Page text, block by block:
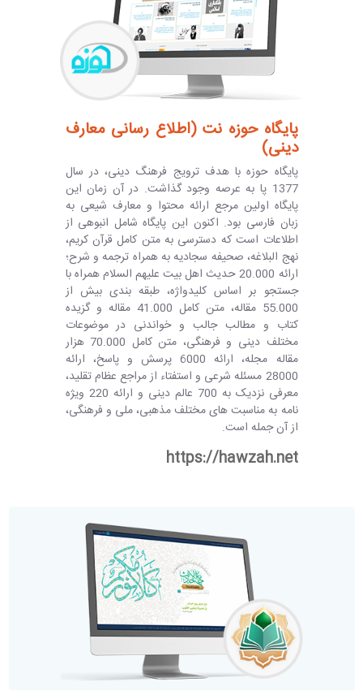
پایگاه حوزه نت (اطلاع رسانی معارف
دینی)
پايگاه حوزه با هدف ترويج فرهنگ دينی، در سال
1377 پا به عرصه وجود گذاشت. در آن زمان اين
پايگاه اولين مرجع ارائه محتوا و معارف شيعی به
زبان فارسی بود. اکنون اين پايگاه شامل انبوهی از
اطلاعات است که دسترسی به متن کامل قرآن کريم،
نهج البلاغه، صحيفه سجاديه به همراه ترجمه و شرح؛
ارائه 20.000 حدیث اهل بیت علیهم السلام همراه با
جستجو بر اساس کلیدواژه، طبقه بندی بيش از
55.000 مقاله، متن کامل 41.000 مقاله و گزیده
کتاب و مطالب جالب و خواندنی در موضوعات
مختلف دینی و فرهنگی، متن کامل 70.000 هزار
مقاله مجله، ارائه 6000 پرسش و پاسخ، ارائه
28000 مسئله شرعی و استفتاء از مراجع عظام تقلید،
معرفی نزديک به 700 عالم دينی و ارائه 220 ويژه
نامه به مناسبت های مختلف مذهبی، ملی و فرهنگی،
از آن جمله است.
https://hawzah.net